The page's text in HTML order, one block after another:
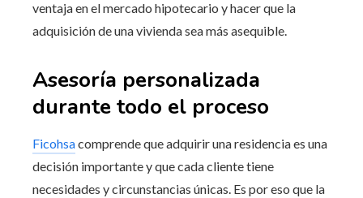
ventaja en el mercado hipotecario y hacer que la
adquisición de una vivienda sea más asequible.
Asesoría personalizada
durante todo el proceso
Ficohsacomprende que adquirir una residencia es una
decisión importante y que cada cliente tiene
necesidades y circunstancias únicas. Es por eso que la